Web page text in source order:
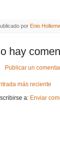
por Enio
hay
Publicar un
más reciente
a: Enviar